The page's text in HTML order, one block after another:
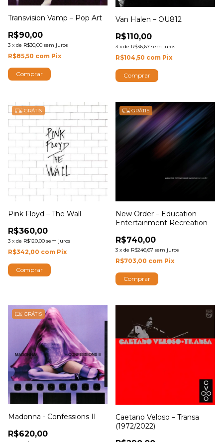
Transvision Vamp – Pop Art
R$90,00
3 x de R$30,00 sem juros
R$85,50 com Pix
Van Halen – OU812
R$110,00
3 x de R$36,67 sem juros
R$104,50 com Pix
GRÁTIS
Pink Floyd – The Wall
R$360,00
3 x de R$120,00 sem juros
R$342,00 com Pix
GRÁTIS
New Order – Education
Entertainment Recreation
R$740,00
3 x de R$246,67 sem juros
R$703,00 com Pix
GRÁTIS
Madonna - Confessions II
R$620,00
Caetano Veloso – Transa
(1972/2022)